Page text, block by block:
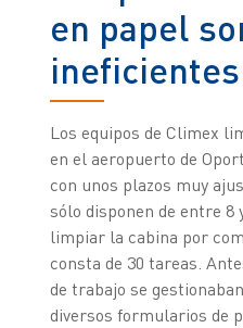
en papel
ineficientes
Los equipos de Climex
en el aeropuerto de
con unos plazos muy
sólo disponen de entre 8
limpiar la cabina por
consta de 30 tareas.
de trabajo se
diversos formularios de